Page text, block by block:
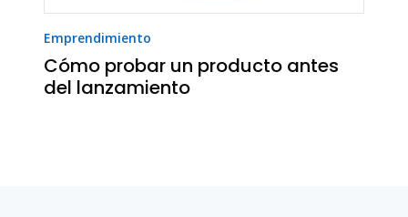
Emprendimiento
Cómo probar un producto antes
del lanzamiento